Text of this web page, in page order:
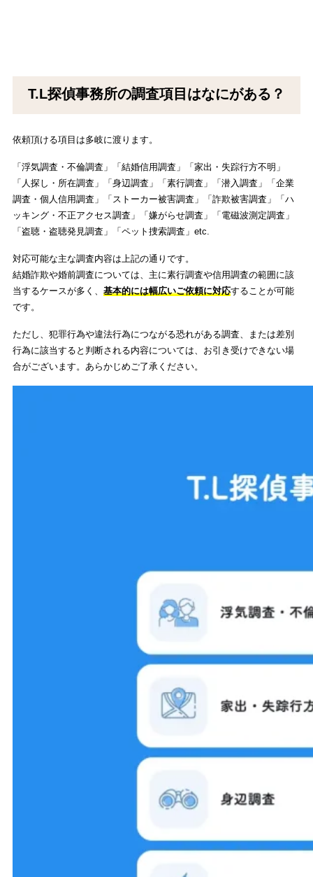
T.L探偵事務所の調査項目はなにがある？
依頼頂ける項目は多岐に渡ります。
「浮気調査・不倫調査」「結婚信用調査」「家出・失踪行方不明」
「人探し・所在調査」「身辺調査」「素行調査」「潜入調査」「企業
調査・個人信用調査」「ストーカー被害調査」「詐欺被害調査」「ハ
ッキング・不正アクセス調査」「嫌がらせ調査」「電磁波測定調査」
「盗聴・盗聴発見調査」「ペット捜索調査」etc.
対応可能な主な調査内容は上記の通りです。
結婚詐欺や婚前調査については、主に素行調査や信用調査の範囲に該
当するケースが多く、 基本的には幅広いご依頼に対応することが可能
です。
ただし、犯罪行為や違法行為につながる恐れがある調査、または差別
行為に該当すると判断される内容については、お引き受けできない場
合がございます。あらかじめご了承ください。